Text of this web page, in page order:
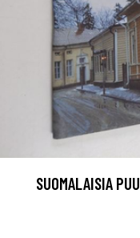
SUOMALAISIA